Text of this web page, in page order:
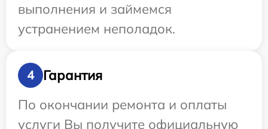
выполнения и займемся
устранением неполадок.
4
Гарантия
По окончании ремонта и оплаты
услуги Вы получите официальную